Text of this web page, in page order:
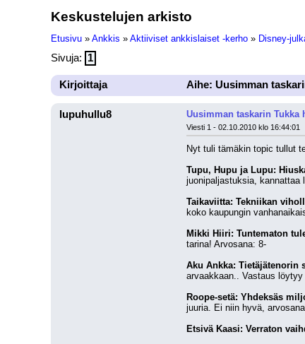
Keskustelujen arkisto
Etusivu » Ankkis » Aktiiviset ankkislaiset -kerho » Disney-
Sivuja: 1
Kirjoittaja Aihe: Uusimman
lupuhullu8 Uusimman taskarin Tukka
Viesti 1 - 02.10.2010 klo 16:44:01
Nyt tuli tämäkin topic tullut
Tupu, Hupu ja Lupu:
juonipaljastuksia, kannattaa
Taikaviitta: Tekniikan
koko kaupungin
Mikki Hiiri: Tuntematon
tarina! Arvosana: 8-
Aku Ankka: Tietäjätenorin
arvaakkaan.. Vastaus
Roope-setä: Yhdeksäs
juuria. Ei niin hyvä,
Etsivä Kaasi: Verraton